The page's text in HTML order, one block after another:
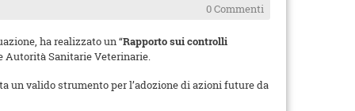
0 Commenti
ha realizzato un “Rapporto sui controlli
Autorità Sanitarie Veterinarie.
valido strumento per l’adozione di azioni future da